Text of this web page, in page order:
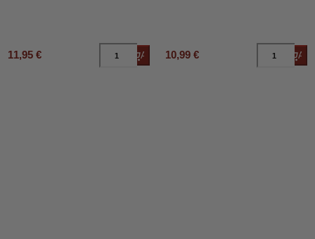
11,95 € Añadir al carrito
10,99 €